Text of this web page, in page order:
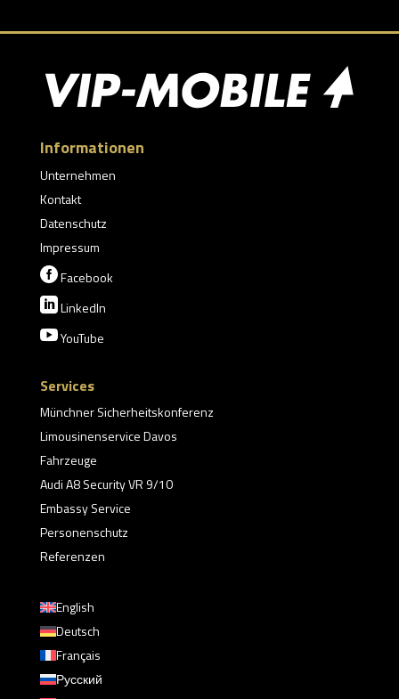
Informationen
Unternehmen
Kontakt
Datenschutz
Impressum
Facebook
LinkedIn
YouTube
Services
Münchner Sicherheitskonferenz
Limousinenservice Davos
Fahrzeuge
Audi A8 Security VR 9/10
Embassy Service
Personenschutz
Referenzen
English
Deutsch
Français
Русский